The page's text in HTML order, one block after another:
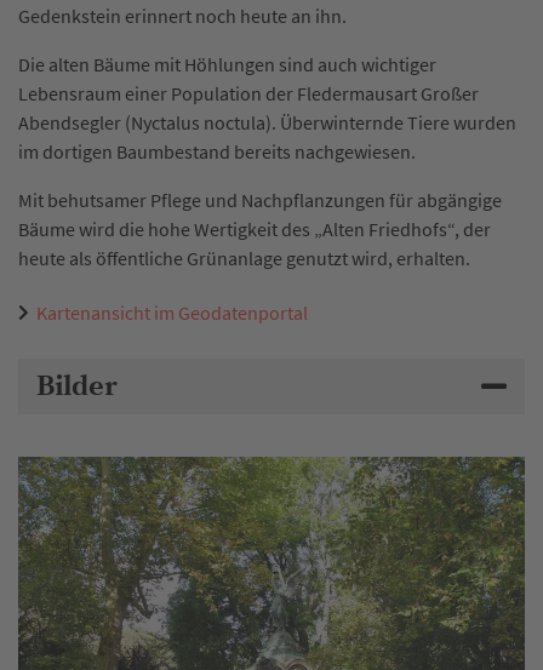
Gedenkstein erinnert noch heute an ihn.
Die alten Bäume mit Höhlungen sind auch wichtiger
Lebensraum einer Population der Fledermausart Großer
Abendsegler (Nyctalus noctula). Überwinternde Tiere wurden
im dortigen Baumbestand bereits nachgewiesen.
Mit behutsamer Pflege und Nachpflanzungen für abgängige
Bäume wird die hohe Wertigkeit des „Alten Friedhofs“, der
heute als öffentliche Grünanlage genutzt wird, erhalten.
Kartenansicht im Geodatenportal
Bilder